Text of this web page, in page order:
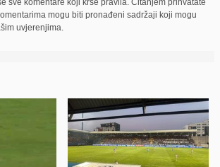
sve komentare koji krše pravila. Čitanjem prihvatate
mogu biti pronađeni sadržaji koji mogu
uvjerenjima.